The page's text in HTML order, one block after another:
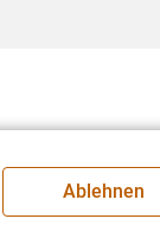
Ablehnen